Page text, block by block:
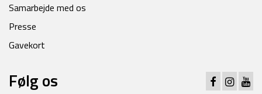
Samarbejde med os
Presse
Gavekort
Følg os